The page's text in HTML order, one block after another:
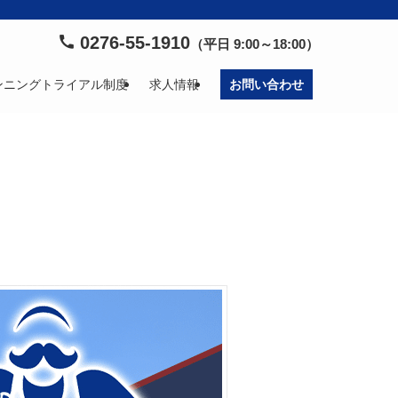
ニングトライアル制度 求人情報 お問い合わせ
0276-55-1910 （平日 9:00～18:00）